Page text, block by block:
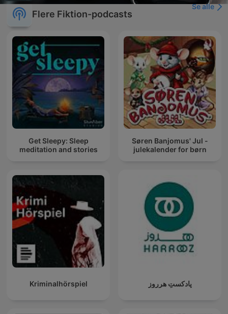
Flere Fiktion-podcasts
Se alle
Get Sleepy: Sleep
meditation and stories
Søren Banjomus' Jul -
julekalender for børn
Kriminalhörspiel پادکستِ هرروز